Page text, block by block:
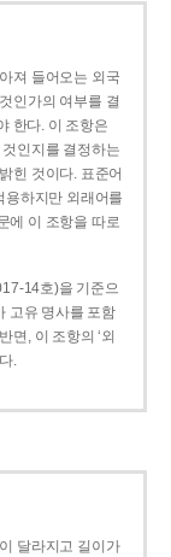
져 들어오는 외국
인가의 여부를 결
한다. 이 조항은
인지를 결정하는
힌 것이다. 표준어
용하지만 외래어를
에 이 조항을 따로
14호)을 기준으
고유 명사를 포함
면, 이 조항의 ‘외
.
달라지고 길이가